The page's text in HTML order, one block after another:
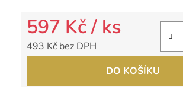
597 Kč/ ks
493 Kč bez DPH
DO KOŠÍKU